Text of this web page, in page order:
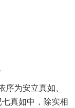
序为安立真如、
真如中，除实相